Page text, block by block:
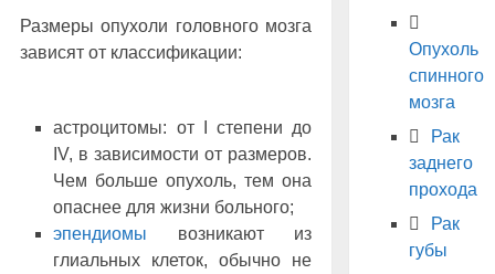
Размеры опухоли головного мозга
зависят от классификации:
астроцитомы: от I степени до
IV, в зависимости от размеров.
Чем больше опухоль, тем она
опаснее для жизни больного;
эпендиомы возникают из
глиальных клеток, обычно не
Опухоль
спинного
мозга
Рак
заднего
прохода
Рак
губы